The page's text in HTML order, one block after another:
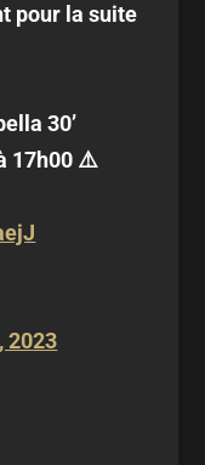
pour la suite
30’
17h00 ⚠️
2023